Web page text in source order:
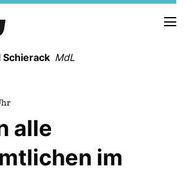
Schierack MdL
LEBENSLAUF
HEIMAT UND WERTE
alle
im